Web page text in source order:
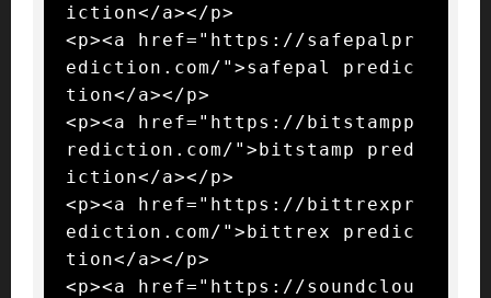
iction</a></p>
<p><a href="https://safepalpr
ediction.com/">safepal predic
tion</a></p>
<p><a href="https://bitstampp
rediction.com/">bitstamp pred
iction</a></p>
<p><a href="https://bittrexpr
ediction.com/">bittrex predic
tion</a></p>
<p><a href="https://soundclou